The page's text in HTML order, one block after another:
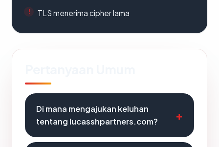
TLS menerima cipher lama
Di mana mengajukan keluhan
tentang lucasshpartners.com?